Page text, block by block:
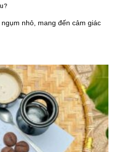
nhỏ, mang đến cảm giác